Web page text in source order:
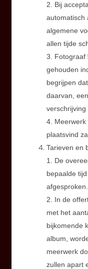
2. Bij
automatisch
algemene
allen tijde
3. Fotograaf
gehouden
begrijpen
daarvan,
verschrijving
4.
plaatsvind
Tarieven en
1. De
bepaalde
afgesproken.
2. In de
met het
bijkomende
album,
meerwerk
zullen apart